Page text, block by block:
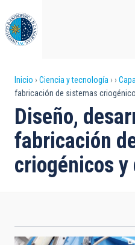
al
contenido
principal
Sobrescribir
enlaces
de
ayuda
a
Inicio Ciencia y tecnología
fabricación de sistemas
Diseño,
fabricación
criogénicos y